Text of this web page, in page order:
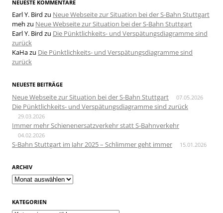
NEUESTE KOMMENTARE
Earl Y. Bird zu Neue Webseite zur Situation bei der S-Bahn Stuttgart
meh zu Neue Webseite zur Situation bei der S-Bahn Stuttgart
Earl Y. Bird zu Die Pünktlichkeits- und Verspätungsdiagramme sind
zurück
KaHazu Die Pünktlichkeits- und Verspätungsdiagramme sind
zurück
NEUESTE BEITRÄGE
Neue Webseite zur Situation bei der S-Bahn Stuttgart 07.05.2026
Die Pünktlichkeits- und Verspätungsdiagramme sind zurück
29.03.2026
Immer mehr Schienenersatzverkehr statt S-Bahnverkehr
04.02.2026
S-Bahn Stuttgart im Jahr 2025 – Schlimmer geht immer 15.01.2026
ARCHIV
Archiv
KATEGORIEN